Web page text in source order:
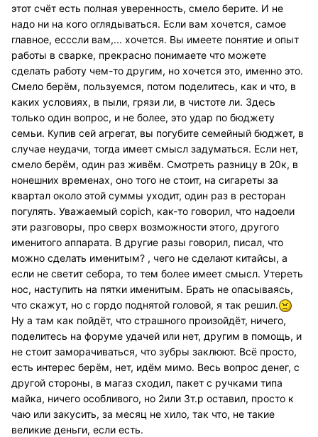
этот счёт есть полная уверенность, смело берите. И не
надо ни на кого оглядываться. Если вам хочется, самое
главное, есссли вам,... хочется. Вы имеете понятие и опыт
работы в сварке, прекрасно понимаете что можете
сделать работу чем-то другим, но хочется это, именно это.
Смело берём, пользуемся, потом поделитесь, как и что, в
каких условиях, в пыли, грязи ли, в чистоте ли. Здесь
только один вопрос, и не более, это удар по бюджету
семьи. Купив сей агрегат, вы погубите семейный бюджет, в
случае неудачи, тогда имеет смысл задуматься. Если нет,
смело берём, один раз живём. Смотреть разницу в 20к, в
нонешних временах, оно того не стоит, на сигареты за
квартал около этой суммы уходит, один раз в ресторан
погулять. Уважаемый copich, как-то говорил, что надоели
эти разговоры, про сверх возможности этого, другого
именитого аппарата. В другие разы говорил, писал, что
можно сделать именитым? , чего не сделают китайсы, а
если не светит себора, то тем более имеет смысл. Утереть
нос, наступить на пятки именитым. Брать не опасываясь,
что скажут, но с гордо поднятой головой, я так решил.
Ну а там как пойдёт, что страшного произойдёт, ничего,
поделитесь на форуме удачей или нет, другим в помощь, и
не стоит заморачиваться, что зубры заклюют. Всё просто,
есть интерес берём, нет, идём мимо. Весь вопрос денег, с
другой стороны, в магаз сходил, пакет с ручками типа
майка, ничего особливого, но 2или 3т.р оставил, просто к
чаю или закусить, за месяц не хило, так что, не такие
великие деньги, если есть.